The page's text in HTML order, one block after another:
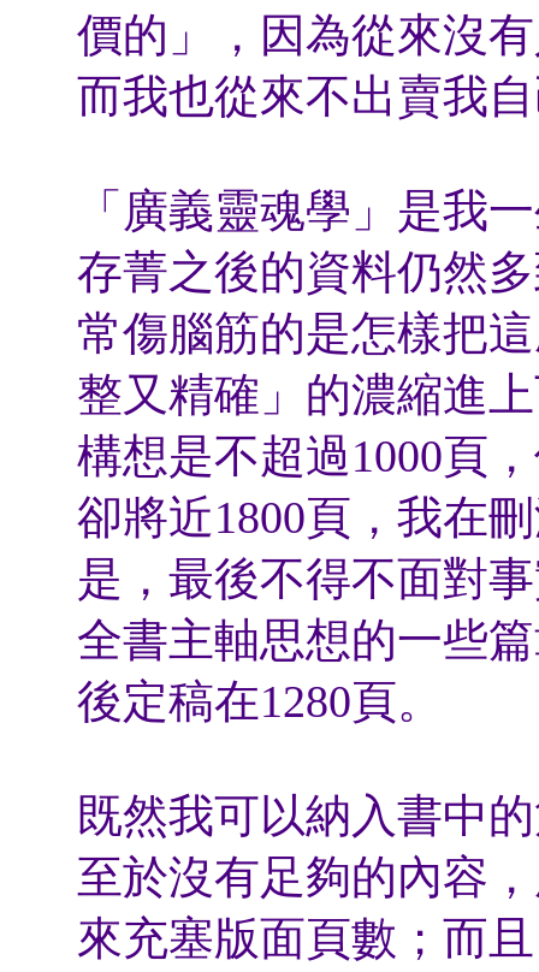
價的」，因為從來沒
而我也從來不出賣我
「廣義靈魂學」是我
存菁之後的資料仍然
常傷腦筋的是怎樣把
整又精確」的濃縮進
構想是不超過1000頁
卻將近1800頁，我在
是，最後不得不面對
全書主軸思想的一些
後定稿在1280頁。
既然我可以納入書中
至於沒有足夠的內容
來充塞版面頁數；而